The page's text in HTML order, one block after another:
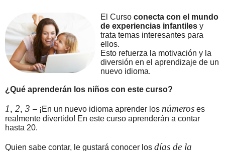
El Curso conecta con el mundo
de experiencias infantiles y
trata temas interesantes para
ellos.
Esto refuerza la motivación y la
diversión en el aprendizaje de un
nuevo idioma.
¿Qué aprenderán los niños con este curso?
1, 2, 3 – ¡En un nuevo idioma aprender los números es
realmente divertido! En este curso aprenderán a contar
hasta 20.
Quien sabe contar, le gustará conocer los días de la